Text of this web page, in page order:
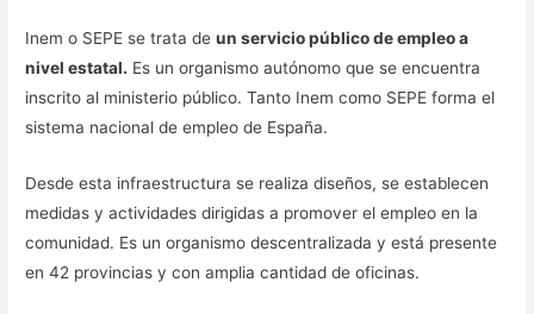
Inem o SEPE se trata deun servicio público de empleo a
nivel estatal. Es un organismo autónomo que se encuentra
inscrito al ministerio público. Tanto Inem como SEPE forma el
sistema nacional de empleo de España.
Desde esta infraestructura se realiza diseños, se establecen
medidas y actividades dirigidas a promover el empleo en la
comunidad. Es un organismo descentralizada y está presente
en 42 provincias y con amplia cantidad de oficinas.